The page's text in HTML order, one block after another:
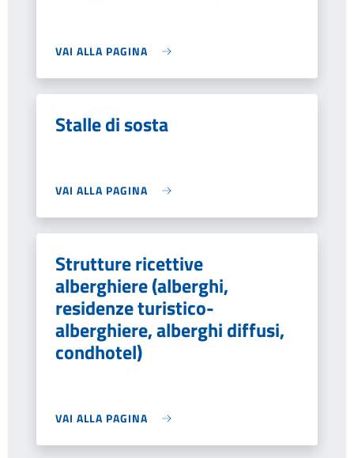
VAI ALLA PAGINA
Stalle di sosta
VAI ALLA PAGINA
Strutture ricettive
alberghiere (alberghi,
residenze turistico-
alberghiere, alberghi diffusi,
condhotel)
VAI ALLA PAGINA